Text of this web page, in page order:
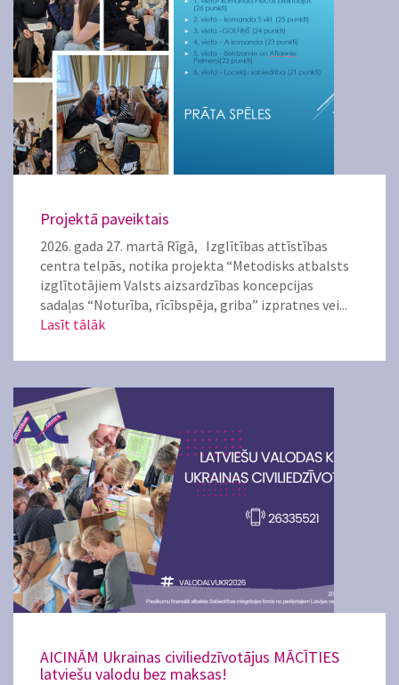
Projektā paveiktais
2026. gada 27. martā Rīgā, Izglītības attīstības
centra telpās, notika projekta “Metodisks atbalsts
izglītotājiem Valsts aizsardzības koncepcijas
sadaļas “Noturība, rīcībspēja, griba” izpratnes vei...
Lasīt tālāk
AICINĀM Ukrainas civiliedzīvotājus MĀCĪTIES
latviešu valodu bez maksas!